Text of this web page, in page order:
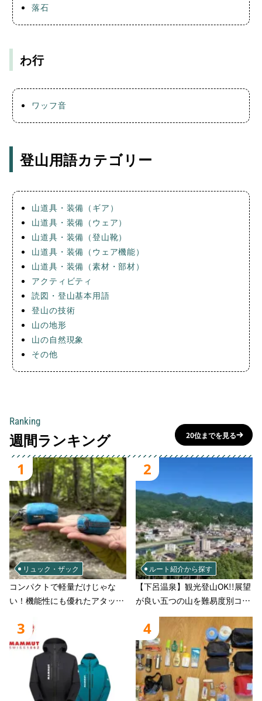
落石
わ行
ワッフ音
登山用語カテゴリー
山道具・装備（ギア）
山道具・装備（ウェア）
山道具・装備（登山靴）
山道具・装備（ウェア機能）
山道具・装備（素材・部材）
アクティビティ
読図・登山基本用語
登山の技術
山の地形
山の自然現象
その他
Ranking
週間ランキング 20位までを見る
1
リュック・ザック
コンパクトで軽量だけじゃな
い！機能性にも優れたアタック
ムと選び方
2
ルート紹介から探す
【下呂温泉】観光登山OK!!展望
が良い五つの山を難易度別コー
スでご案
3 4